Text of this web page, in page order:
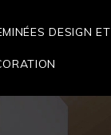
DESIGN ET